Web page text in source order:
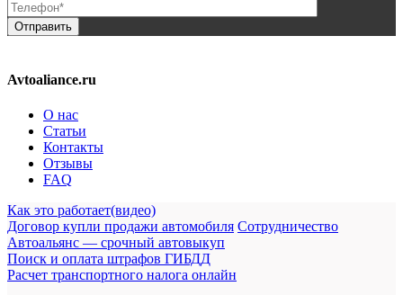
Avtoaliance.ru
О нас
Статьи
Контакты
Отзывы
FAQ
Как это работает(видео)
Договор купли продажи автомобиля Сотрудничество
Автоальянс — срочный автовыкуп
Поиск и оплата штрафов ГИБДД
Расчет транспортного налога онлайн